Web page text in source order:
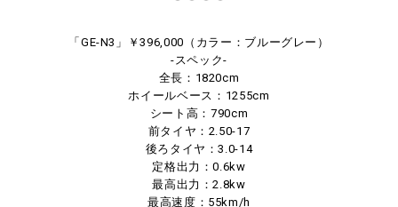
「GE-N3」￥396,000（カラー：ブルーグレー）
-スペック-
全長：1820cm
ホイールベース：1255cm
シート高：790cm
前タイヤ：2.50-17
後ろタイヤ：3.0-14
定格出力：0.6kw
最高出力：2.8kw
最高速度：55km/h